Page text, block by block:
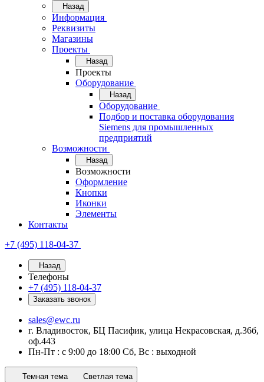
Назад
Информация
Реквизиты
Магазины
Проекты
Назад
Проекты
Оборудование
Назад
Оборудование
Подбор и поставка оборудования
Siemens для промышленных
предприятий
Возможности
Назад
Возможности
Оформление
Кнопки
Иконки
Элементы
Контакты
+7 (495) 118-04-37
Назад
Телефоны
+7 (495) 118-04-37
Заказать звонок
sales@ewc.ru
г. Владивосток, БЦ Пасифик, улица Некрасовская, д.36б,
оф.443
Пн-Пт : с 9:00 до 18:00 Сб, Вс : выходной
Темная тема Светлая тема